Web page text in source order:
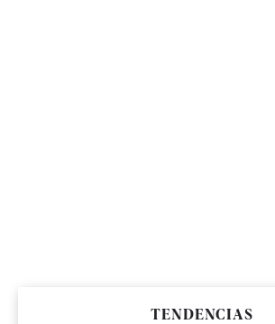
TENDENCIAS